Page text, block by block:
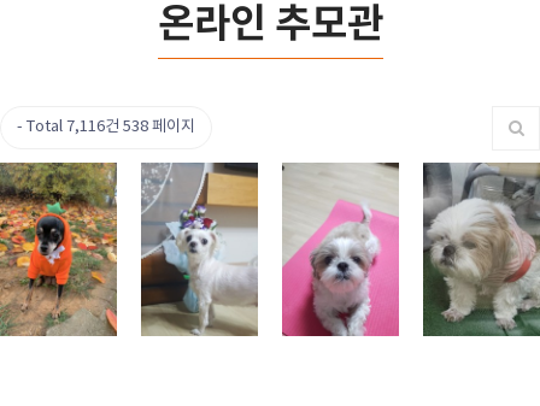
온라인 추모관
Total 7,116건 538 페이지